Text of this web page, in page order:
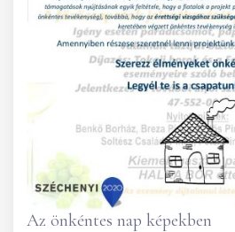
Az önkéntes nap képekben